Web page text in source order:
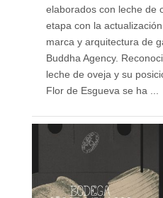
elaborados con leche de
etapa con la
marca y arquitectura de
Buddha Agency.
leche de oveja y su
Flor de Esgueva se ha ...